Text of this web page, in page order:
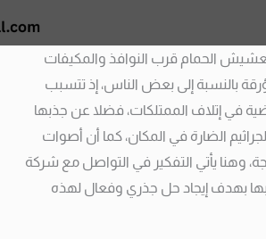
الحمام قرب النوافذ والمكيفات
بالنسبة إلى بعض الناس، إذ تتسبب
في إتلاف الممتلكات، فضلا عن جذبها
الضارة في المكان، كما أن أصوات
وهنا يأتي التفكير في التواصل مع شركة
بهدف إيجاد حل جذري وفعال لهذه